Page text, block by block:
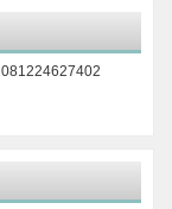
081224627402